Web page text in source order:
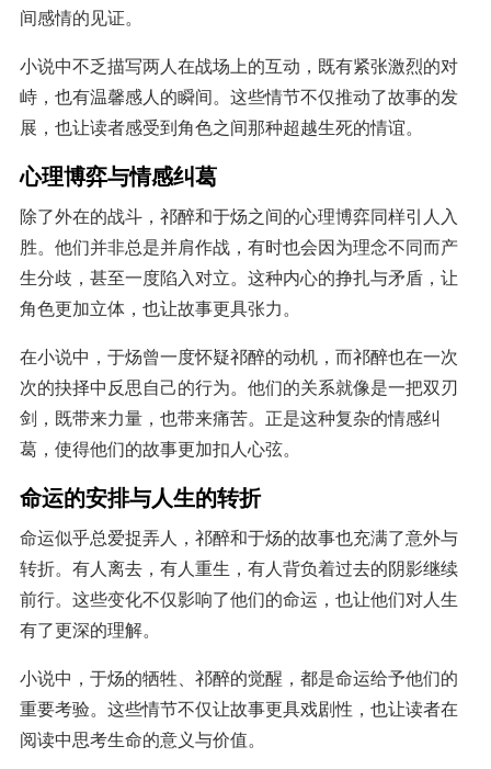
间感情的见证。
小说中不乏描写两人在战场上的互动，既有紧张激烈的对
峙，也有温馨感人的瞬间。这些情节不仅推动了故事的发
展，也让读者感受到角色之间那种超越生死的情谊。
心理博弈与情感纠葛
除了外在的战斗，祁醉和于炀之间的心理博弈同样引人入
胜。他们并非总是并肩作战，有时也会因为理念不同而产
生分歧，甚至一度陷入对立。这种内心的挣扎与矛盾，让
角色更加立体，也让故事更具张力。
在小说中，于炀曾一度怀疑祁醉的动机，而祁醉也在一次
次的抉择中反思自己的行为。他们的关系就像是一把双刃
剑，既带来力量，也带来痛苦。正是这种复杂的情感纠
葛，使得他们的故事更加扣人心弦。
命运的安排与人生的转折
命运似乎总爱捉弄人，祁醉和于炀的故事也充满了意外与
转折。有人离去，有人重生，有人背负着过去的阴影继续
前行。这些变化不仅影响了他们的命运，也让他们对人生
有了更深的理解。
小说中，于炀的牺牲、祁醉的觉醒，都是命运给予他们的
重要考验。这些情节不仅让故事更具戏剧性，也让读者在
阅读中思考生命的意义与价值。